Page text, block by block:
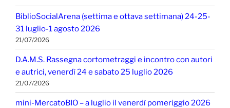
BiblioSocialArena (settima e ottava settimana) 24-25-
31 luglio-1 agosto 2026
21/07/2026
D.A.M.S. Rassegna cortometraggi e incontro con autori
e autrici, venerdì 24 e sabato 25 luglio 2026
21/07/2026
mini-MercatoBIO – a luglio il venerdì pomeriggio 2026